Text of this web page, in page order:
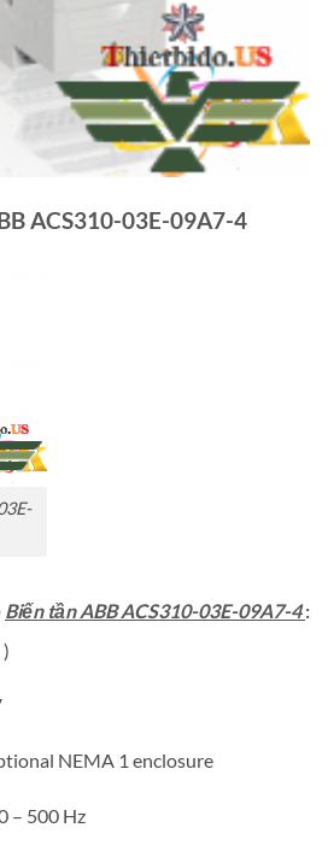
ACS310-03E-09A7-4
Biến tần ABB ACS310-03E-09A7-4:
NEMA 1 enclosure
– 500 Hz